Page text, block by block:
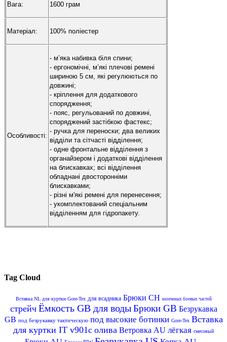
Вага: 1600 грам
Матеріал: 100% поліестер
Особливості:
- м’яка набивка біля спини;
- ергономічні, м’які плечові ремені
шириною 5 см, які регулюються по
довжині;
- кріплення для додаткового
спорядження;
- пояс, регульований по довжині,
споряджений застібкою фастекс;
- ручка для переноски; два великих
відділи та сітчасті відділення;
- одне фронтальне відділення з
органайзером і додаткові відділення
на блискавках; всі відділення
обладнані двосторонніми
блискавками;
- різні м'які ремені для перенесення;
- укомплектований спеціальним
відділенням для гідропакету.
Tag Cloud
Вставка NL для куртки Gore-Tex для всадника Брюки CH наземных боевых частей
стрейч Ёмкость GB для воды Брюки GB Безрукавка
GB под безрукавку тактическую под высокие ботинки Gore-Tex Вставка
для куртки IT v901c олива Ветровка AU лёгкая смесовый